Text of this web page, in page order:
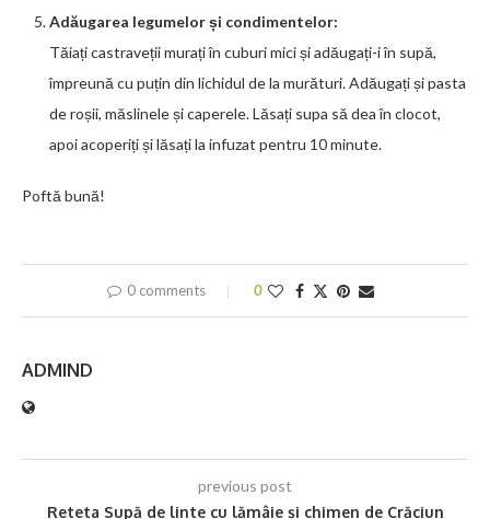
Adăugarea legumelor și condimentelor:
Tăiați castraveții murați în cuburi mici și adăugați-i în supă,
împreună cu puțin din lichidul de la murături. Adăugați și pasta
de roșii, măslinele și caperele. Lăsați supa să dea în clocot,
apoi acoperiți și lăsați la infuzat pentru 10 minute.
Poftă bună!
0 comments 0
ADMIND
previous post
Reteta Supă de linte cu lămâie și chimen de Crăciun